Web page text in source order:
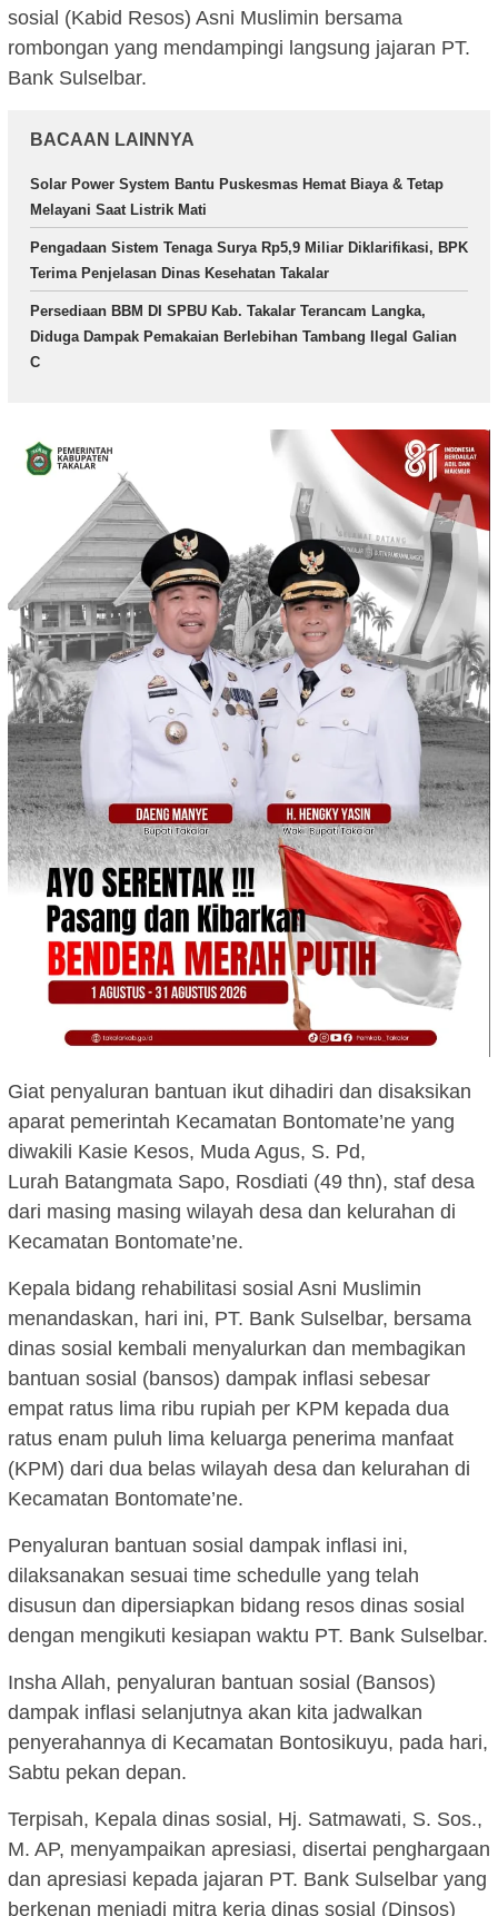
sosial (Kabid Resos) Asni Muslimin bersama
rombongan yang mendampingi langsung jajaran PT.
Bank Sulselbar.
BACAAN LAINNYA
Solar Power System Bantu Puskesmas Hemat Biaya & Tetap
Melayani Saat Listrik Mati
Pengadaan Sistem Tenaga Surya Rp5,9 Miliar Diklarifikasi, BPK
Terima Penjelasan Dinas Kesehatan Takalar
Persediaan BBM DI SPBU Kab. Takalar Terancam Langka,
Diduga Dampak Pemakaian Berlebihan Tambang Ilegal Galian
C
Giat penyaluran bantuan ikut dihadiri dan disaksikan
aparat pemerintah Kecamatan Bontomate’ne yang
diwakili Kasie Kesos, Muda Agus, S. Pd,
Lurah Batangmata Sapo, Rosdiati (49 thn), staf desa
dari masing masing wilayah desa dan kelurahan di
Kecamatan Bontomate’ne.
Kepala bidang rehabilitasi sosial Asni Muslimin
menandaskan, hari ini, PT. Bank Sulselbar, bersama
dinas sosial kembali menyalurkan dan membagikan
bantuan sosial (bansos) dampak inflasi sebesar
empat ratus lima ribu rupiah per KPM kepada dua
ratus enam puluh lima keluarga penerima manfaat
(KPM) dari dua belas wilayah desa dan kelurahan di
Kecamatan Bontomate’ne.
Penyaluran bantuan sosial dampak inflasi ini,
dilaksanakan sesuai time schedulle yang telah
disusun dan dipersiapkan bidang resos dinas sosial
dengan mengikuti kesiapan waktu PT. Bank Sulselbar.
Insha Allah, penyaluran bantuan sosial (Bansos)
dampak inflasi selanjutnya akan kita jadwalkan
penyerahannya di Kecamatan Bontosikuyu, pada hari,
Sabtu pekan depan.
Terpisah, Kepala dinas sosial, Hj. Satmawati, S. Sos.,
M. AP, menyampaikan apresiasi, disertai penghargaan
dan apresiasi kepada jajaran PT. Bank Sulselbar yang
berkenan menjadi mitra kerja dinas sosial (Dinsos)